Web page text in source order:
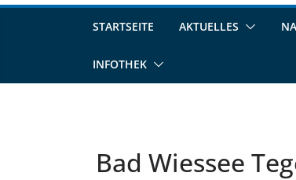
STARTSEITE AKTUELLES
INFOTHEK
Bad Wiessee